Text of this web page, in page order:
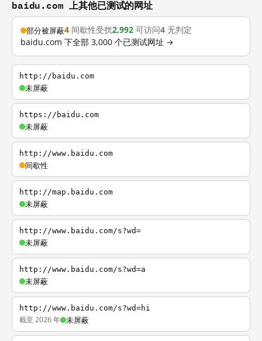
baidu.com 上其他已测试的网址
部分被屏蔽4 间歇性受扰2,992 可访问4 无判定
baidu.com 下全部 3,000 个已测试网址 →
http://baidu.com
未屏蔽
https://baidu.com
未屏蔽
http://www.baidu.com
间歇性
http://map.baidu.com
未屏蔽
http://www.baidu.com/s?wd=
未屏蔽
http://www.baidu.com/s?wd=a
未屏蔽
http://www.baidu.com/s?wd=hi
截至 2026 年 未屏蔽